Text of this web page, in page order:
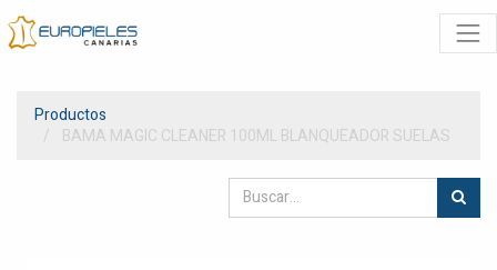
Productos
BAMA MAGIC CLEANER 100ML BLANQUEADOR SUELAS